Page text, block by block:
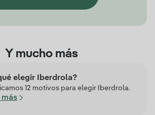
Y mucho más
elegir Iberdrola?
12 motivos para elegir Iberdrola.
más